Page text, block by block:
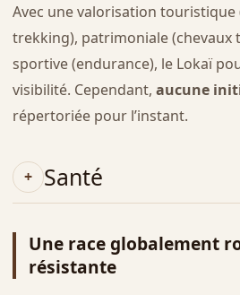
Avec une valorisation touristique
trekking), patrimoniale (chevaux
sportive (endurance), le Lokaï
visibilité. Cependant, aucune
répertoriée pour l’instant.
Santé
Une race globalement
résistante